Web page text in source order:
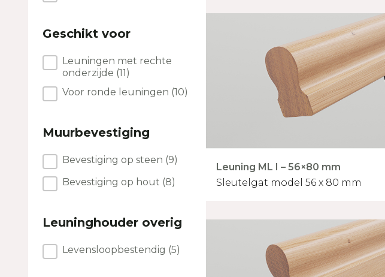
Geschikt voor
Geschikt voor
Leuningen met rechte
onderzijde (11)
Voor ronde leuningen (10)
Muurbevestiging
Muurbevestiging
Bevestiging op steen (9)
Bevestiging op hout (8)
Leuninghouder overig
Leuninghouder overig
Levensloopbestendig (5)
Leuning ML I – 56×80 mm
Sleutelgat model 56 x 80 mm